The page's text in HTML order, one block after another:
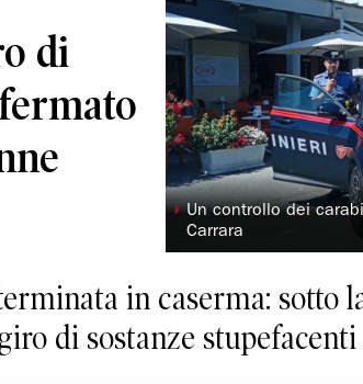
di
◗Un controllo dei
Carrara
in caserma: sotto
di sostanze stupefacenti